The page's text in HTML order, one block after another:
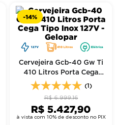
-14%
127V 410 Litros Elétrica
Cervejeira Gcb-40 Gw Ti
410 Litros Porta Cega
Tipo Inox 127V - Gelopar
(1)
R$ 6.999,16
R$ 5.427,90
à vista com 10% de desconto no PIX